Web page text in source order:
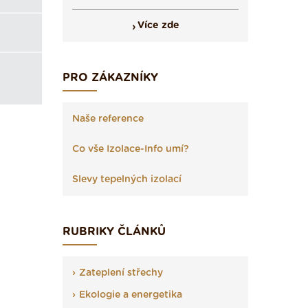
Více zde
PRO ZÁKAZNÍKY
Naše reference
Co vše Izolace-Info umí?
Slevy tepelných izolací
RUBRIKY ČLÁNKŮ
Zateplení střechy
Ekologie a energetika